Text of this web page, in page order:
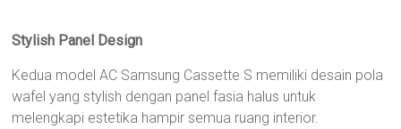
Stylish Panel Design
Kedua model AC Samsung Cassette S memiliki desain pola
wafel yang stylish dengan panel fasia halus untuk
melengkapi estetika hampir semua ruang interior.